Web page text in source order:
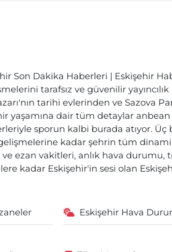
Son Dakika Haberleri | Eskişehir
tarafsız ve güvenilir
tarihi evlerinden ve Sazova
yaşamına dair tüm detaylar anbean
sporun kalbi burada atıyor.
kadar şehrin tüm
ve ezan vakitleri, anlık hava
kadar Eskişehir'in sesi olan
Eskişehir Hava